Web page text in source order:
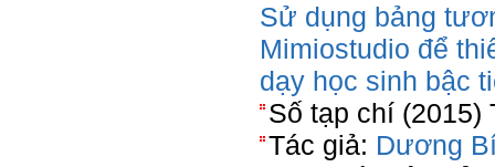
Sử dụng bảng
Mimiostudio để
dạy học sinh bậc
Số tạp chí (2015)
Tác giả: Dương